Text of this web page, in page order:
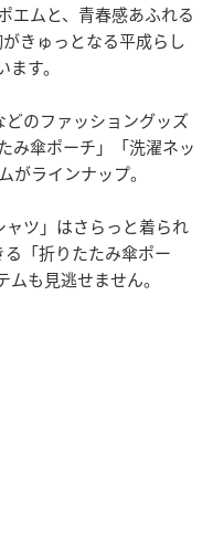
エムと、青春感あふれる
きゅっとなる平成らし
す。
どのファッショングッズ
み傘ポーチ」「洗濯ネッ
がラインナップ。
ツ」はさらっと着られ
「折りたたみ傘ポー
も見逃せません。